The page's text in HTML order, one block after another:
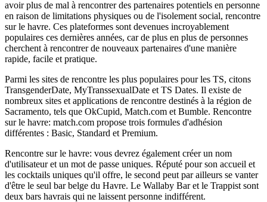
avoir plus de mal à rencontrer des partenaires potentiels en personne
en raison de limitations physiques ou de l'isolement social, rencontre
sur le havre. Ces plateformes sont devenues incroyablement
populaires ces dernières années, car de plus en plus de personnes
cherchent à rencontrer de nouveaux partenaires d'une manière
rapide, facile et pratique.
Parmi les sites de rencontre les plus populaires pour les TS, citons
TransgenderDate, MyTranssexualDate et TS Dates. Il existe de
nombreux sites et applications de rencontre destinés à la région de
Sacramento, tels que OkCupid, Match.com et Bumble. Rencontre
sur le havre: match.com propose trois formules d'adhésion
différentes : Basic, Standard et Premium.
Rencontre sur le havre: vous devrez également créer un nom
d'utilisateur et un mot de passe uniques. Réputé pour son accueil et
les cocktails uniques qu'il offre, le second peut par ailleurs se vanter
d'être le seul bar belge du Havre. Le Wallaby Bar et le Trappist sont
deux bars havrais qui ne laissent personne indifférent.